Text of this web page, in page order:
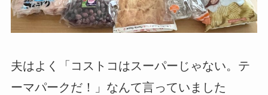
夫はよく「コストコはスーパーじゃない。テ
ーマパークだ！」なんて言っていました